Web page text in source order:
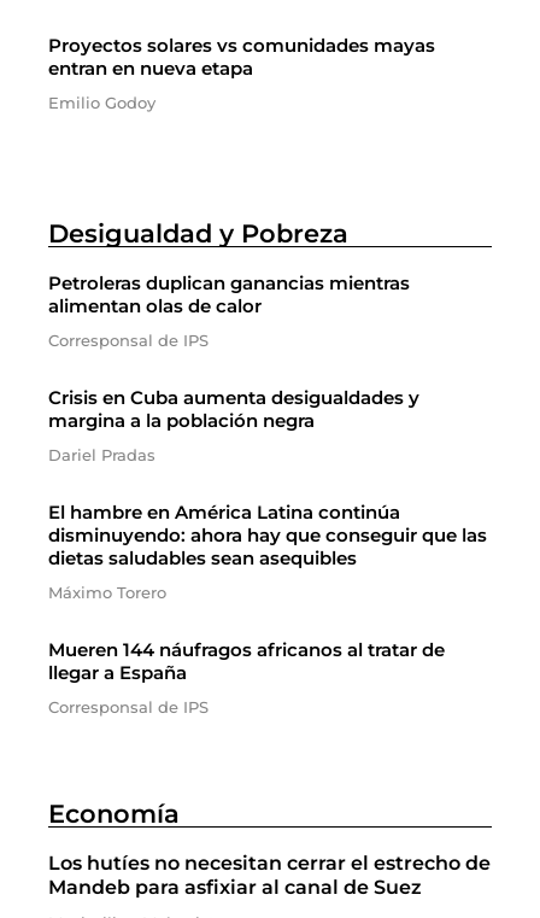
Proyectos solares vs comunidades mayas
entran en nueva etapa
Emilio Godoy
Desigualdad y Pobreza
Petroleras duplican ganancias mientras
alimentan olas de calor
Corresponsal de IPS
Crisis en Cuba aumenta desigualdades y
margina a la población negra
Dariel Pradas
El hambre en América Latina continúa
disminuyendo: ahora hay que conseguir que las
dietas saludables sean asequibles
Máximo Torero
Mueren 144 náufragos africanos al tratar de
llegar a España
Corresponsal de IPS
Economía
Los hutíes no necesitan cerrar el estrecho de
Mandeb para asfixiar al canal de Suez